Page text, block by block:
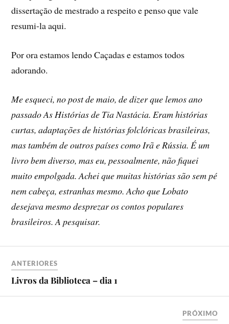
dissertação de mestrado a respeito e penso que vale
resumi-la aqui.
Por ora estamos lendo Caçadas e estamos todos
adorando.
Me esqueci, no post de maio, de dizer que lemos ano
passado As Histórias de Tia Nastácia. Eram histórias
curtas, adaptações de histórias folclóricas brasileiras,
mas também de outros paí­ses como Irã e Rússia. É um
livro bem diverso, mas eu, pessoalmente, não fiquei
muito empolgada. Achei que muitas histórias são sem pé
nem cabeça, estranhas mesmo. Acho que Lobato
desejava mesmo desprezar os contos populares
brasileiros. A pesquisar.
ANTERIORES
Livros da Biblioteca – dia 1
PRÓXIMO